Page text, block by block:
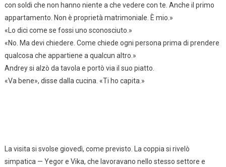
con soldi che non hanno niente a che vedere con te. Anche il primo
appartamento. Non è proprietà matrimoniale. È mio.»
«Lo dici come se fossi uno sconosciuto.»
«No. Ma devi chiedere. Come chiede ogni persona prima di prendere
qualcosa che appartiene a qualcun altro.»
Andrey si alzò da tavola e portò via il suo piatto.
«Va bene», disse dalla cucina. «Ti ho capita.»
La visita si svolse giovedì, come previsto. La coppia si rivelò
simpatica — Yegor e Vika, che lavoravano nello stesso settore e